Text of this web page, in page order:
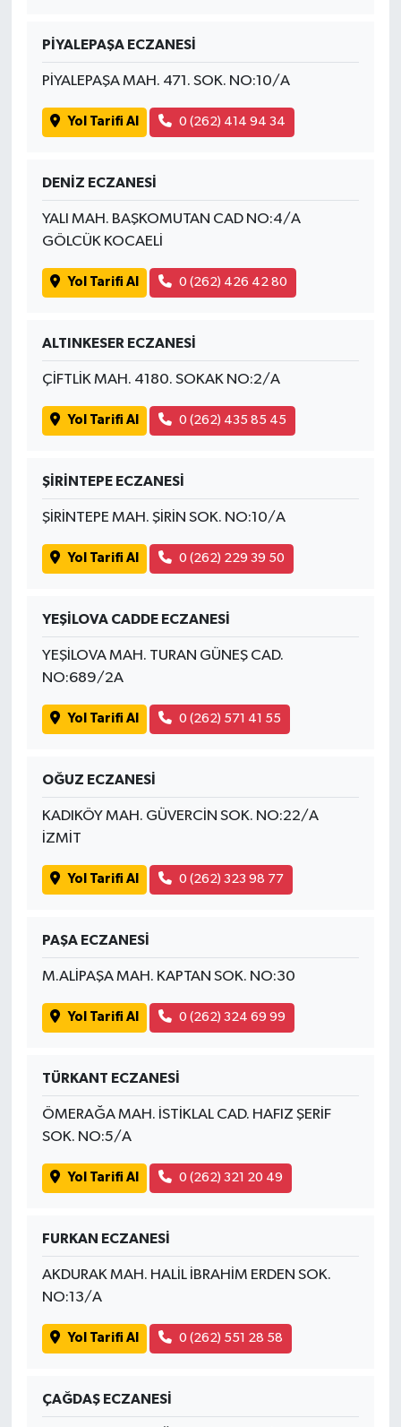
PİYALEPAŞA ECZANESİ
PİYALEPAŞA MAH. 471. SOK. NO:10/A
Yol Tarifi Al 0 (262) 414 94 34
DENİZ ECZANESİ
YALI MAH. BAŞKOMUTAN CAD NO:4/A
GÖLCÜK KOCAELİ
Yol Tarifi Al 0 (262) 426 42 80
ALTINKESER ECZANESİ
ÇİFTLİK MAH. 4180. SOKAK NO:2/A
Yol Tarifi Al 0 (262) 435 85 45
ŞİRİNTEPE ECZANESİ
ŞİRİNTEPE MAH. ŞİRİN SOK. NO:10/A
Yol Tarifi Al 0 (262) 229 39 50
YEŞİLOVA CADDE ECZANESİ
YEŞİLOVA MAH. TURAN GÜNEŞ CAD.
NO:689/2A
Yol Tarifi Al 0 (262) 571 41 55
OĞUZ ECZANESİ
KADIKÖY MAH. GÜVERCİN SOK. NO:22/A
İZMİT
Yol Tarifi Al 0 (262) 323 98 77
PAŞA ECZANESİ
M.ALİPAŞA MAH. KAPTAN SOK. NO:30
Yol Tarifi Al 0 (262) 324 69 99
TÜRKANT ECZANESİ
ÖMERAĞA MAH. İSTİKLAL CAD. HAFIZ ŞERİF
SOK. NO:5/A
Yol Tarifi Al 0 (262) 321 20 49
FURKAN ECZANESİ
AKDURAK MAH. HALİL İBRAHİM ERDEN SOK.
NO:13/A
Yol Tarifi Al 0 (262) 551 28 58
ÇAĞDAŞ ECZANESİ